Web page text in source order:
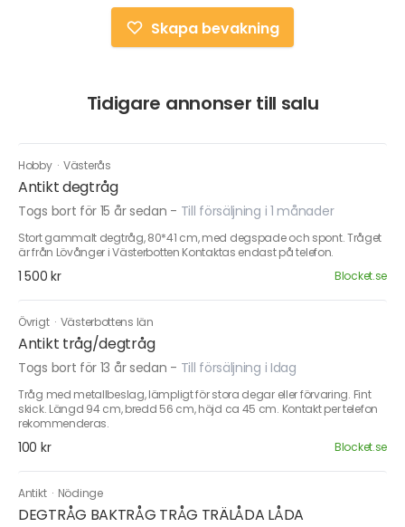
Skapa bevakning
Tidigare annonser till salu
Hobby ·Västerås
Antikt degtråg
Togs bort för 15 år sedan - Till försäljning i 1 månader
Stort gammalt degtråg, 80*41 cm, med degspade och spont. Tråget
är från Lövånger i Västerbotten Kontaktas endast på telefon.
1 500 kr Blocket.se
Övrigt · Västerbottens län
Antikt tråg/degtråg
Togs bort för 13 år sedan - Till försäljning i Idag
Tråg med metallbeslag, lämpligt för stora degar eller förvaring. Fint
skick. Längd 94 cm, bredd 56 cm, höjd ca 45 cm. Kontakt per telefon
rekommenderas.
100 kr Blocket.se
Antikt · Nödinge
DEGTRÅG BAKTRÅG TRÅG TRÄLÅDA LÅDA